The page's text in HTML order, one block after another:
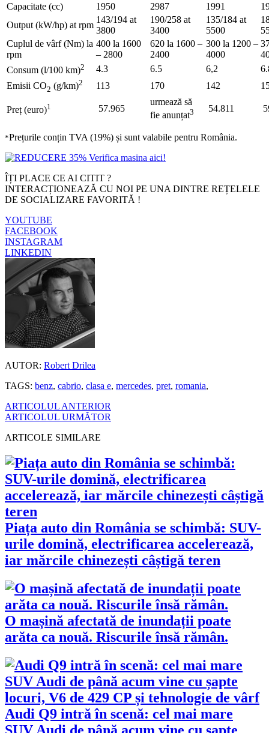
Capacitate (cc)
1950 2987 1991
Output (kW/hp) at rpm
143/194 at
3800
190/258 at
3400
135/184 at
5500
Cuplul de vârf (Nm) la
rpm
400 la 1600
– 2800
620 la 1600 –
2400
300 la 1200 –
4000
Consum (l/100 km)2 4.3 6.5 6,2
Emisii CO2 (g/km)2 113 170 142
Preț (euro)1 57.965
urmează să
fie anunțat3 54.811
*Prețurile conțin TVA (19%) și sunt valabile pentru România.
ÎȚI PLACE CE AI CITIT ?
INTERACȚIONEAZĂ CU NOI PE UNA DINTRE REȚELELE
DE SOCIALIZARE FAVORITĂ !
YOUTUBE
FACEBOOK
INSTAGRAM
LINKEDIN
AUTOR: Robert Drilea
TAGS: benz, cabrio, clasa e, mercedes, pret, romania,
ARTICOLUL ANTERIOR
ARTICOLUL URMĂTOR
ARTICOLE SIMILARE
Piața auto din România se schimbă: SUV-
urile domină, electrificarea accelerează,
iar mărcile chinezești câștigă teren
O mașină afectată de inundații poate
arăta ca nouă. Riscurile însă rămân.
Audi Q9 intră în scenă: cel mai mare
SUV Audi de până acum vine cu șapte